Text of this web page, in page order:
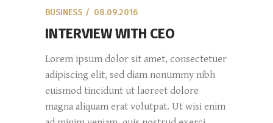
BUSINESS 08.09.2016
INTERVIEW WITH CEO
Lorem ipsum dolor sit amet, consectetuer
adipiscing elit, sed diam nonummy nibh
euismod tincidunt ut laoreet dolore
magna aliquam erat volutpat. Ut wisi enim